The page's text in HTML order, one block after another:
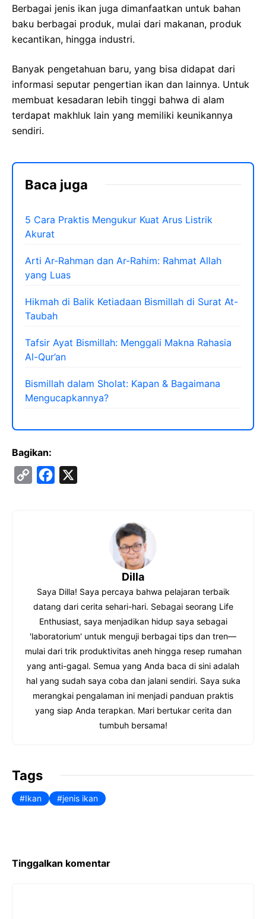
Berbagai jenis ikan juga dimanfaatkan untuk bahan
baku berbagai produk, mulai dari makanan, produk
kecantikan, hingga industri.
Banyak pengetahuan baru, yang bisa didapat dari
informasi seputar pengertian ikan dan lainnya. Untuk
membuat kesadaran lebih tinggi bahwa di alam
terdapat makhluk lain yang memiliki keunikannya
sendiri.
Baca juga
5 Cara Praktis Mengukur Kuat Arus Listrik
Akurat
Arti Ar-Rahman dan Ar-Rahim: Rahmat Allah
yang Luas
Hikmah di Balik Ketiadaan Bismillah di Surat At-
Taubah
Tafsir Ayat Bismillah: Menggali Makna Rahasia
Al-Qur’an
Bismillah dalam Sholat: Kapan & Bagaimana
Mengucapkannya?
Bagikan:
C
Dilla
Saya Dilla! Saya percaya bahwa pelajaran terbaik
datang dari cerita sehari-hari. Sebagai seorang Life
Enthusiast, saya menjadikan hidup saya sebagai
'laboratorium' untuk menguji berbagai tips dan tren—
mulai dari trik produktivitas aneh hingga resep rumahan
yang anti-gagal. Semua yang Anda baca di sini adalah
hal yang sudah saya coba dan jalani sendiri. Saya suka
merangkai pengalaman ini menjadi panduan praktis
yang siap Anda terapkan. Mari bertukar cerita dan
tumbuh bersama!
Tags
Ikan jenis ikan
Tinggalkan komentar